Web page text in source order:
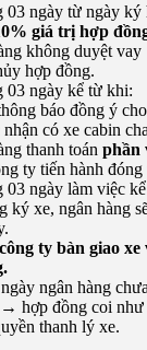
03 ngày từ ngày ký
giá trị hợp
không duyệt
hợp đồng.
03 ngày kể từ khi:
báo đồng ý
có xe cabin
thanh toán phần
ty tiến hành đóng
03 ngày làm việc
ký xe, ngân hàng
ty bàn giao xe
ngân hàng
hợp đồng coi như
thanh lý xe.